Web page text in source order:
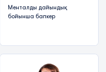
Менталды дайындық
бойынша бапкер